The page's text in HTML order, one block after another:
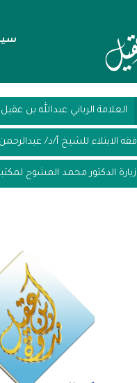
العلامة الرباني عبدالله بن
فقه الابتلاء للشيخ أ/د/
زيارة الدكتور محمد المشوح